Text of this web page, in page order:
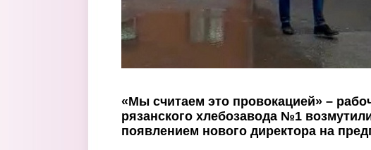
«Мы считаем это провокацией» –
рязанского хлебозавода №1
появлением нового директора на